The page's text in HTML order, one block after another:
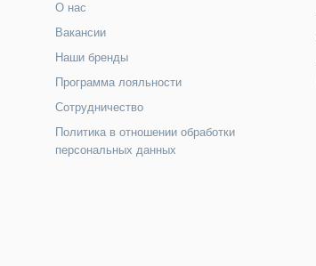
О нас
Вакансии
Наши бренды
Программа лояльности
Сотрудничество
Политика в отношении обработки
персональных данных